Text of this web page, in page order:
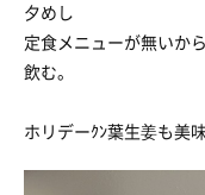
夕めし
定食メニューが無いか
飲む。
ホリデーｸﾝ葉生姜も美